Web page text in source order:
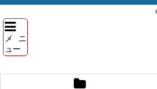
メニ
ュー